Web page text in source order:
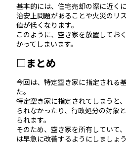
基本的には、住宅売却の際に近く
治安上問題があることや火災のリ
値が低くなります。
このように、空き家を放置してお
かってしまいます。
□まとめ
今回は、特定空き家に指定される
た。
特定空き家に指定されてしまうと
られなかったり、行政処分の対象
られます。
そのため、空き家を所有していて
は早急に改善するようにしましょう